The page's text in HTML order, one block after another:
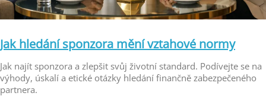
Jak hledání sponzora mění vztahové normy
Jak najít sponzora a zlepšit svůj životní standard. Podívejte se na
výhody, úskalí a etické otázky hledání finančně zabezpečeného
partnera.